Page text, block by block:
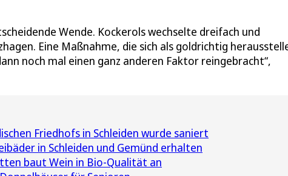
Wende. Kockerols wechselte dreifach und
Eine Maßnahme, die sich als goldrichtig
noch mal einen ganz anderen Faktor reingebracht“,
Friedhofs in Schleiden wurde saniert
in Schleiden und Gemünd erhalten
baut Wein in Bio-Qualität an